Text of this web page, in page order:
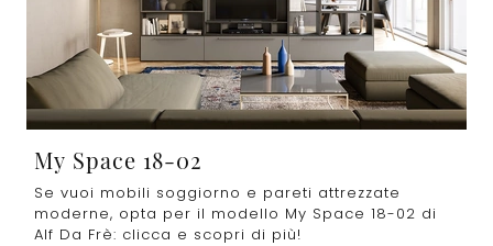
My Space 18-02
Se vuoi mobili soggiorno e pareti attrezzate
moderne, opta per il modello My Space 18-02 di
Alf Da Frè: clicca e scopri di più!